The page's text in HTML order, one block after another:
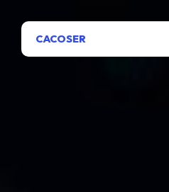
CACOSER